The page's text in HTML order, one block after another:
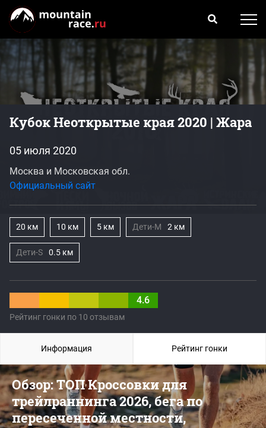
Кубок Неоткрытые края 2020 | Жара
4.6
Рейтинг гонки по 10 отзывам
05 июля 2020
Москва и Московская обл.
Официальный сайт
20 км 10 км 5 км Дети-M 2 км
Дети-S 0.5 км
Обзор: ТОП Кроссовки для
трейлраннинга 2026, бега по
пересеченной местности,
Информация Рейтинг гонки